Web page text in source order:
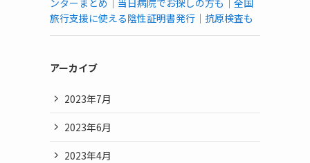
ンターまとめ｜当日病院でお探しの方も｜全国
旅行支援に使える陰性証明書発行｜抗原検査も
アーカイブ
2023年7月
2023年6月
2023年4月